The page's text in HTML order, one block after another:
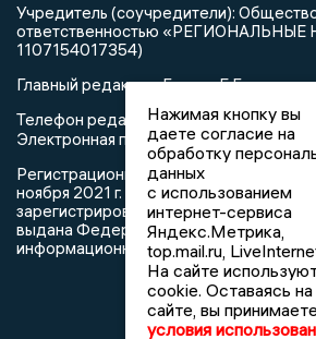
Учредитель (соучредители):
ответственностью
1107154017354)
Главный редактор: Герцог Е.Г.
Телефон редакции: +7 903 699 9427
Электронная почта редакции:
Регистрационный номер: серия Эл №
ноября 2021 г. согласно выписке из
зарегистрированных средств
выдана Федеральной службой по
информационных технологий и
Нажимая кнопку вы
даете согласие на
обработку
данных
с использованием
интернет-сервиса
Яндекс.Метрика,
top.mail.ru,
На сайте
cookie. Оставаясь на
сайте, вы принимаете
условия